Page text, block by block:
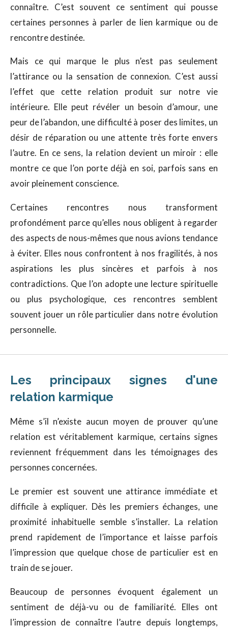
connaître. C’est souvent ce sentiment qui pousse
certaines personnes à parler de lien karmique ou de
rencontre destinée.
Mais ce qui marque le plus n’est pas seulement
l’attirance ou la sensation de connexion. C’est aussi
l’effet que cette relation produit sur notre vie
intérieure. Elle peut révéler un besoin d’amour, une
peur de l’abandon, une difficulté à poser des limites, un
désir de réparation ou une attente très forte envers
l’autre. En ce sens, la relation devient un miroir : elle
montre ce que l’on porte déjà en soi, parfois sans en
avoir pleinement conscience.
Certaines rencontres nous transforment
profondément parce qu’elles nous obligent à regarder
des aspects de nous-mêmes que nous avions tendance
à éviter. Elles nous confrontent à nos fragilités, à nos
aspirations les plus sincères et parfois à nos
contradictions. Que l’on adopte une lecture spirituelle
ou plus psychologique, ces rencontres semblent
souvent jouer un rôle particulier dans notre évolution
personnelle.
Les principaux signes d'une
relation karmique
Même s’il n’existe aucun moyen de prouver qu’une
relation est véritablement karmique, certains signes
reviennent fréquemment dans les témoignages des
personnes concernées.
Le premier est souvent une attirance immédiate et
difficile à expliquer. Dès les premiers échanges, une
proximité inhabituelle semble s’installer. La relation
prend rapidement de l’importance et laisse parfois
l’impression que quelque chose de particulier est en
train de se jouer.
Beaucoup de personnes évoquent également un
sentiment de déjà-vu ou de familiarité. Elles ont
l’impression de connaître l’autre depuis longtemps,